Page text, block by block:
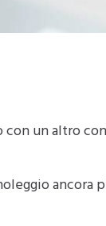
un altro
ancora